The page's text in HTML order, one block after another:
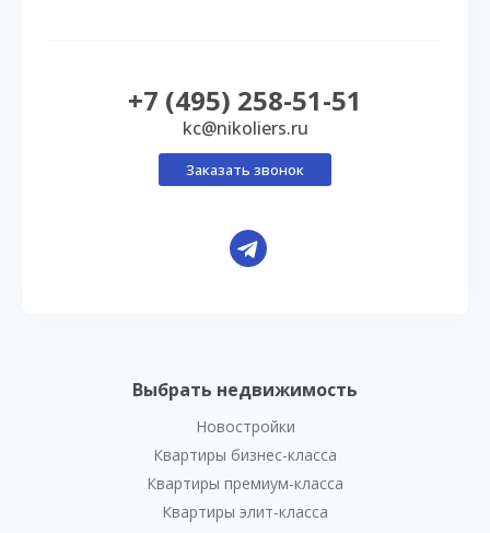
Выбрать недвижимость
Новостройки
Квартиры бизнес-класса
Квартиры премиум-класса
Квартиры элит-класса
+7 (495) 258-51-51
kc@nikoliers.ru
Заказать звонок